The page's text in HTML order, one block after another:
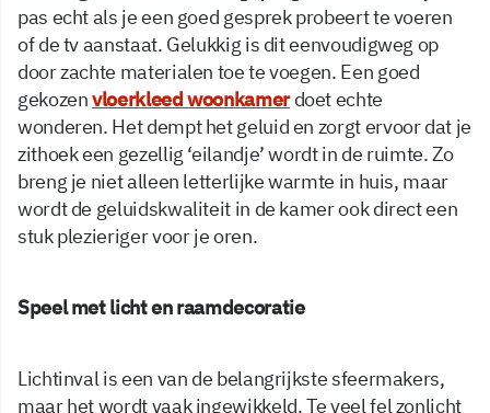
pas echt als je een goed gesprek probeert te voeren
of de tv aanstaat. Gelukkig is dit eenvoudigweg op
door zachte materialen toe te voegen. Een goed
gekozenvloerkleed woonkamerdoet echte
wonderen. Het dempt het geluid en zorgt ervoor dat je
zithoek een gezellig ‘eilandje’ wordt in de ruimte. Zo
breng je niet alleen letterlijke warmte in huis, maar
wordt de geluidskwaliteit in de kamer ook direct een
stuk plezieriger voor je oren.
Speel met licht en raamdecoratie
Lichtinval is een van de belangrijkste sfeermakers,
maar het wordt vaak ingewikkeld. Te veel fel zonlicht